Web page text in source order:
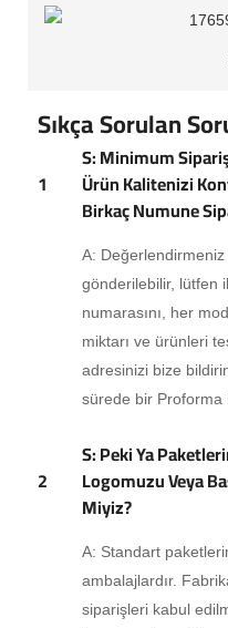
Sıkça Sorulan
1
S: Minimum
Ürün Kalitenizi
Birkaç Numune
A:
gönderilebilir, lütfen
numarasını, her
miktarı ve ürünleri
adresinizi bize
sürede bir Proforma
2
S: Peki Ya
Logomuzu Veya
Miyiz?
A: Standart
ambalajlardır.
siparişleri kabul